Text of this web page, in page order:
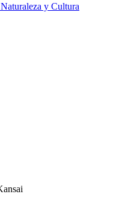
y Cultura